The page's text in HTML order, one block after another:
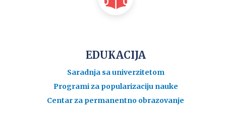
EDUKACIJA
Saradnja sa univerzitetom
Programi za popularizaciju nauke
Centar za permanentno obrazovanje